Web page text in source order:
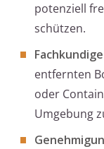
potenziell
schützen.
entfernten
oder
Umgebung